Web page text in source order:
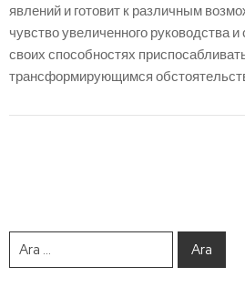
явлений и готовит к различным
чувство увеличенного руководства
своих способностях
трансформирующимся